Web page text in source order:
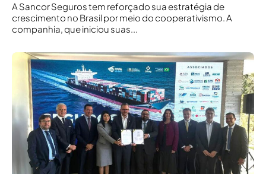
A Sancor Seguros tem reforçado sua estratégia de
crescimento no Brasil por meio do cooperativismo. A
companhia, que iniciou suas...